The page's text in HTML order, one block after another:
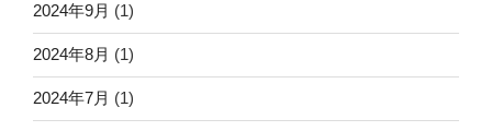
2024年9月 (1)
2024年8月 (1)
2024年7月 (1)